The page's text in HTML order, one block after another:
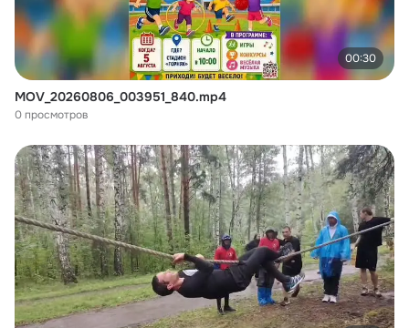
00:30
MOV_20260806_003951_840.mp4
0 просмотров